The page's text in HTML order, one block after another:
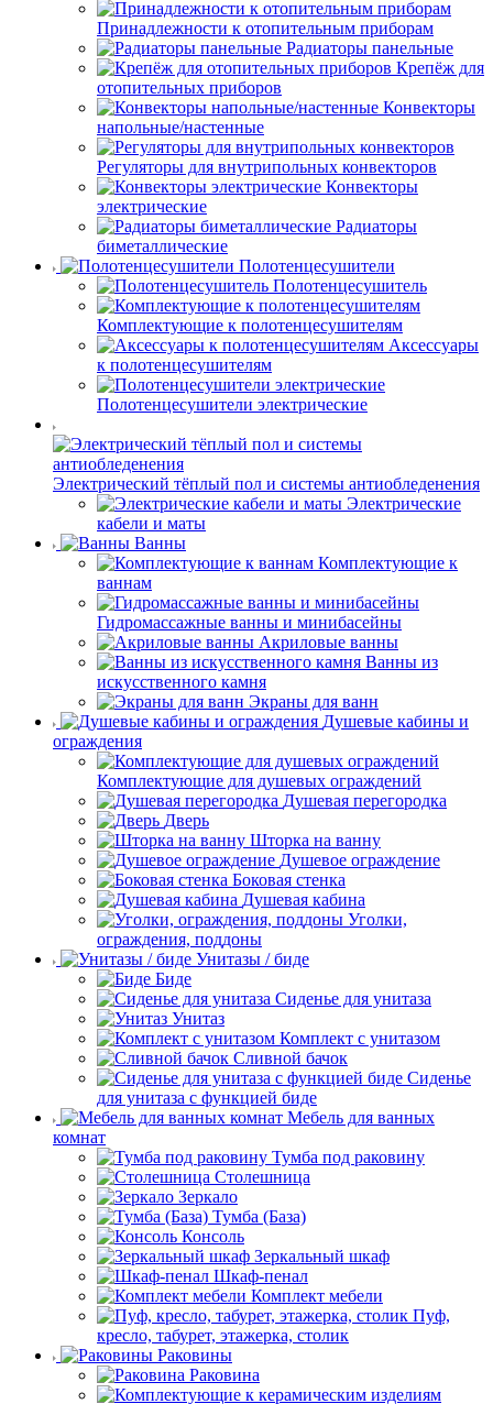
Принадлежности к отопительным приборам
Радиаторы панельные
Крепёж для
отопительных приборов
Конвекторы
напольные/настенные
Регуляторы для внутрипольных конвекторов
Конвекторы
электрические
Радиаторы
биметаллические
Полотенцесушители
Полотенцесушитель
Комплектующие к полотенцесушителям
Аксессуары
к полотенцесушителям
Полотенцесушители электрические
Электрический тёплый пол и системы антиобледенения
Электрические
кабели и маты
Ванны
Комплектующие к
ваннам
Гидромассажные ванны и минибасейны
Акриловые ванны
Ванны из
искусственного камня
Экраны для ванн
Душевые кабины и
ограждения
Комплектующие для душевых ограждений
Душевая перегородка
Дверь
Шторка на ванну
Душевое ограждение
Боковая стенка
Душевая кабина
Уголки,
ограждения, поддоны
Унитазы / биде
Биде
Сиденье для унитаза
Унитаз
Комплект с унитазом
Сливной бачок
Сиденье
для унитаза с функцией биде
Мебель для ванных
комнат
Тумба под раковину
Столешница
Зеркало
Тумба (База)
Консоль
Зеркальный шкаф
Шкаф-пенал
Комплект мебели
Пуф,
кресло, табурет, этажерка, столик
Раковины
Раковина